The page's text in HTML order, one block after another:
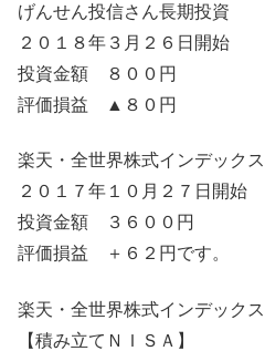
げんせん投信さん長期投資
２０１８年３月２６日開始
投資金額 ８００円
評価損益 ▲８０円
楽天・全世界株式インデック
２０１７年１０月２７日開始
投資金額 ３６００円
評価損益 ＋６２円です。
楽天・全世界株式インデック
【積み立てＮＩＳＡ】